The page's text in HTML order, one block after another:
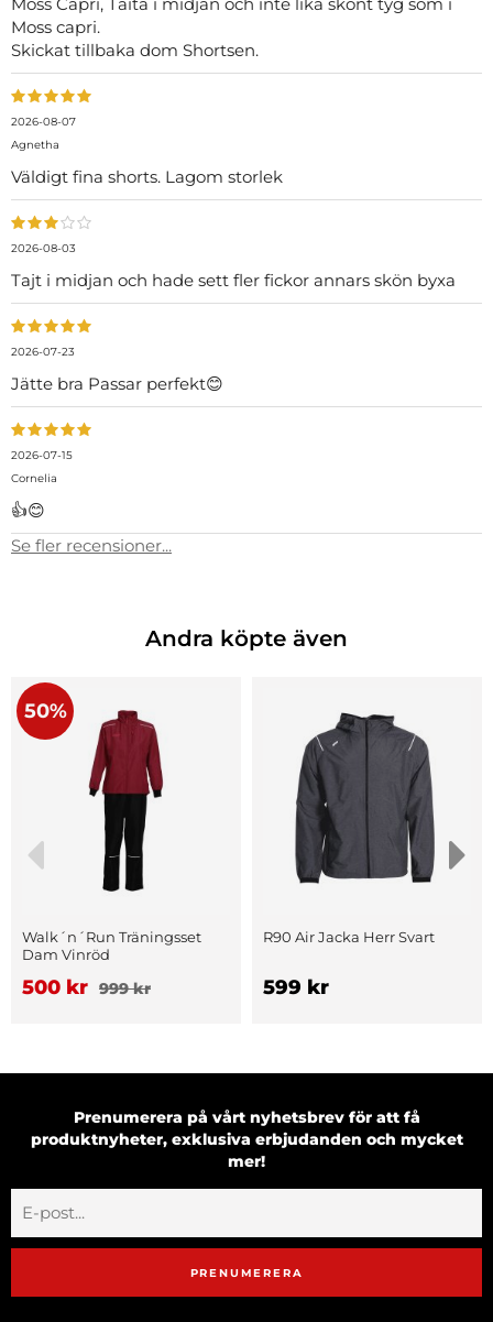
Moss capri.
Skickat tillbaka dom Shortsen.
2026-08-07
Agnetha
Väldigt fina shorts. Lagom storlek
2026-08-03
Tajt i midjan och hade sett fler fickor annars skön byxa
2026-07-23
Jätte bra Passar perfekt😊
2026-07-15
Cornelia
👍😊
Se fler recensioner...
Andra köpte även
50%
Walk´n´Run Träningsset
Dam Vinröd
500 kr 999 kr
R90 Air Jacka Herr Svart
599 kr
Prenumerera på vårt nyhetsbrev för att få
produktnyheter, exklusiva erbjudanden och mycket
mer!
PRENUMERERA